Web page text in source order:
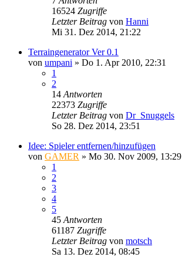
16524 Zugriffe
Letzter Beitrag von Hanni
Mi 31. Dez 2014, 21:22
Terraingenerator Ver 0.1
von umpani » Do 1. Apr 2010, 22:31
1
2
14 Antworten
22373 Zugriffe
Letzter Beitrag von Dr_Snuggels
So 28. Dez 2014, 23:51
Idee: Spieler entfernen/hinzufügen
von GAMER » Mo 30. Nov 2009, 13:29
1
2
3
4
5
45 Antworten
61187 Zugriffe
Letzter Beitrag von motsch
Sa 13. Dez 2014, 08:45